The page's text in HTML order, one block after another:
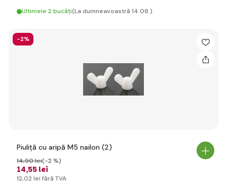
Ultimele 2 bucăți(La dumneavoastră 14.08.)
-2%
Piuliță cu aripă M5 nailon (2)
14,55 lei
14,90 lei(-2 %)
12,02 lei fără TVA